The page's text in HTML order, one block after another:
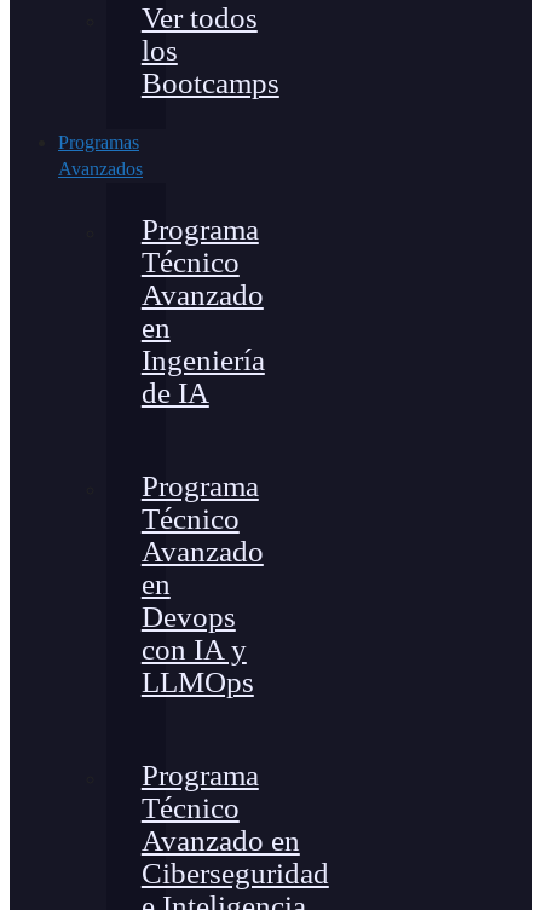
Ver todos
los
Bootcamps
Programas
Avanzados
Programa
Técnico
Avanzado
en
Ingeniería
de IA
Programa
Técnico
Avanzado
en
Devops
con IA y
LLMOps
Programa
Técnico
Avanzado en
Ciberseguridad